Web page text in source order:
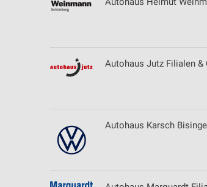
Autohaus Jutz Filialen &
Autohaus Karsch